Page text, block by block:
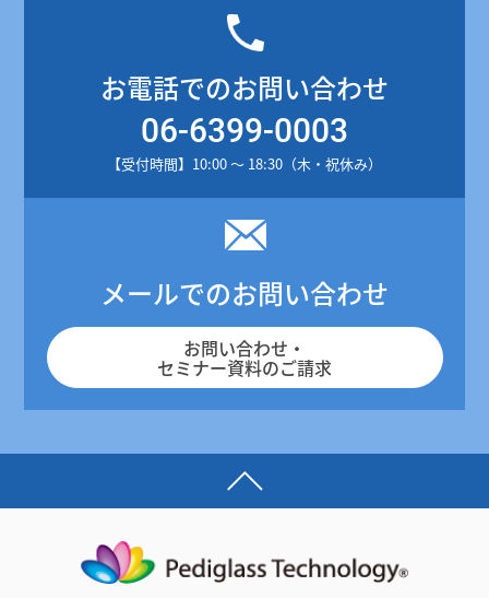
お電話でのお問い合わせ
06-6399-0003
【受付時間】10:00 ～ 18:30（木・祝休み）
メールでのお問い合わせ
お問い合わせ・
セミナー資料のご請求